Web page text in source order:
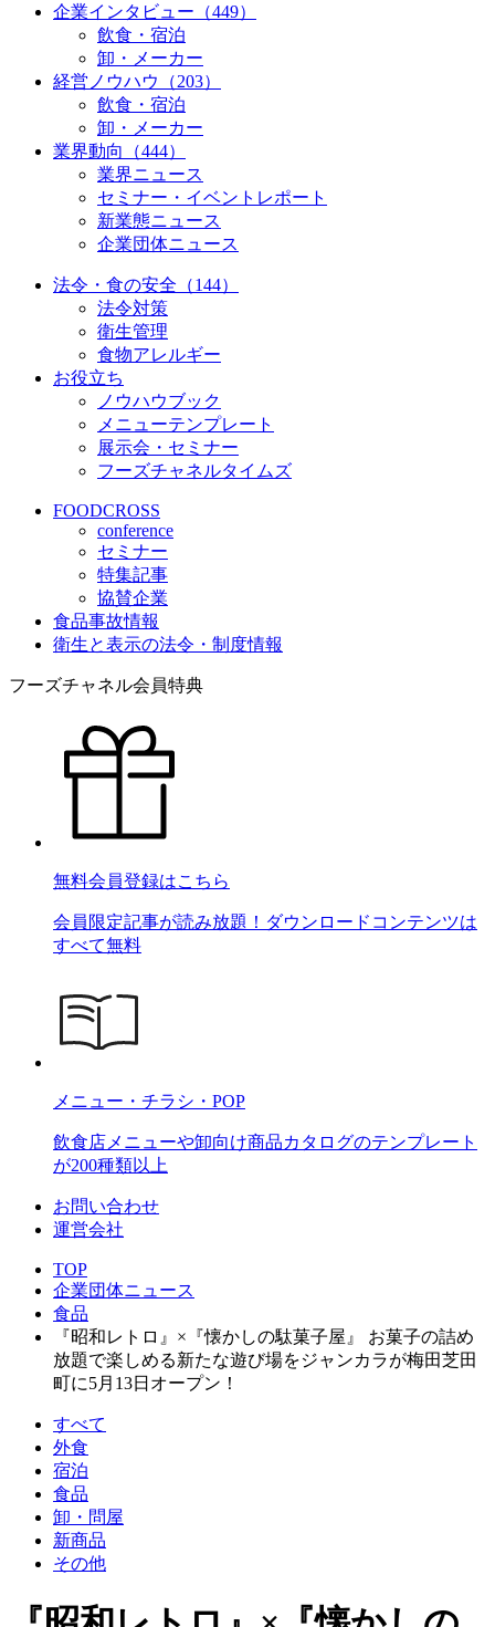
企業インタビュー（449）
飲食・宿泊
卸・メーカー
経営ノウハウ（203）
飲食・宿泊
卸・メーカー
業界動向（444）
業界ニュース
セミナー・イベントレポート
新業態ニュース
企業団体ニュース
法令・食の安全（144）
法令対策
衛生管理
食物アレルギー
お役立ち
ノウハウブック
メニューテンプレート
展示会・セミナー
フーズチャネルタイムズ
FOODCROSS
conference
セミナー
特集記事
協賛企業
食品事故情報
衛生と表示の法令・制度情報
フーズチャネル会員特典
無料会員登録はこちら
会員限定記事が読み放題！ダウンロードコンテンツは
すべて無料
メニュー・チラシ・POP
飲食店メニューや卸向け商品カタログのテンプレート
が200種類以上
お問い合わせ
運営会社
TOP
企業団体ニュース
食品
『昭和レトロ』×『懐かしの駄菓子屋』 お菓子の詰め
放題で楽しめる新たな遊び場をジャンカラが梅田芝田
町に5月13日オープン！
すべて
外食
宿泊
食品
卸・問屋
新商品
その他